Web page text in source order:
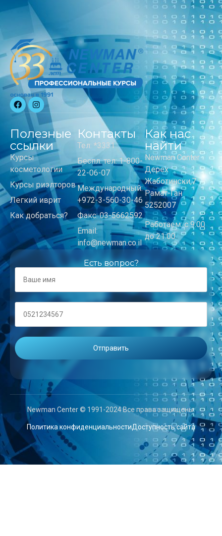
Полезные
ссылки
Курсы
косметологии
Курсы риэлторов
Легкий иврит
Как добраться?
Контакты
Тел: *3331
Беспл. тел: 1-800-
22-06-07
Международный:
+972-3-560-30-46
Факс: 03-5662592
Email:
info@newman.co.il
Как нас
найти
Newman Center
Дерех
Жаботински,7
Рамат-Ган
5252007
Работаем: с 9:00
до 21:00
Есть вопрос?
Newman Center © 1991-2024 Все права защищены.
Политика конфиденциальностиДоступность сайта